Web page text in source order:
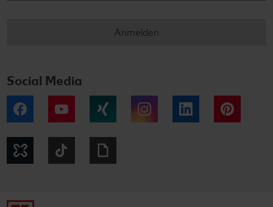
Anmelden
Social Media
Facebook YouTube Xing Instagram LinkedIn
Kununu